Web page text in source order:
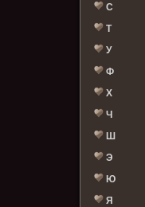
С
Т
У
Ф
Х
Ч
Ш
Э
Ю
Я